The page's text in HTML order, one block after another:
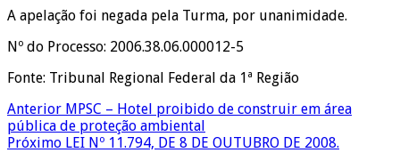
A apelação foi negada pela Turma, por unanimidade.
Nº do Processo: 2006.38.06.000012-5
Fonte: Tribunal Regional Federal da 1ª Região
Anterior MPSC – Hotel proibido de construir em área
pública de proteção ambiental
Próximo LEI Nº 11.794, DE 8 DE OUTUBRO DE 2008.